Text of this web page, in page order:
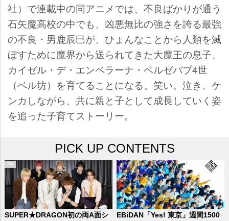
社）で連載中の同アニメでは、不良ばかりが通う
石矢魔高校の中でも、凶悪無比の強さを誇る最強
の不良・男鹿辰巳が、ひょんなことから人類を滅
ぼすために魔界から送られてきた大魔王の息子、
カイゼル・デ・エンペラーナ・ベルゼバブ4世
（ベル坊）を育てることになる。笑い、泣き、ケ
ンカしながら、共に親と子として成長していく姿
を追った子育てストーリー。
PICK UP CONTENTS
SUPER★DRAGON初の両A面シ
EBiDAN「Yes! 東京」週間1500